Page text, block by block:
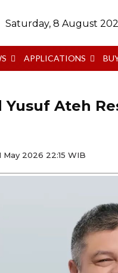
Saturday, 8 August
APPLICATIONS
Yusuf Ateh
May 2026 22:15 WIB